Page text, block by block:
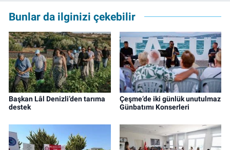
Bunlar da ilginizi çekebilir
Başkan Lâl Denizli’den tarıma
destek
Çeşme’de iki günlük unutulmaz
Günbatımı Konserleri